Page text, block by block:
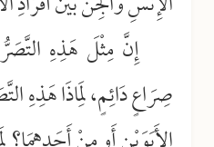
إِنَّ مِثْلَ هَذِهِ
صِرَاعٍ دَائِمٍ، لِمَاذَا هَذِهِ